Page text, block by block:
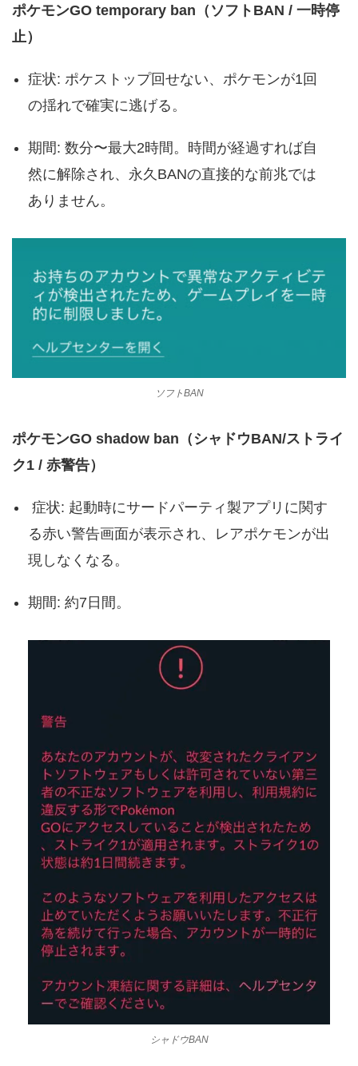
ポケモンGO temporary ban（ソフトBAN / 一時停
止）
症状: ポケストップ回せない、ポケモンが1回
の揺れで確実に逃げる。
期間: 数分〜最大2時間。時間が経過すれば自
然に解除され、永久BANの直接的な前兆では
ありません。
ソフトBAN
ポケモンGO shadow ban（シャドウBAN/ストライ
ク1 / 赤警告）
症状: 起動時にサードパーティ製アプリに関す
る赤い警告画面が表示され、レアポケモンが出
現しなくなる。
期間: 約7日間。
シャドウBAN